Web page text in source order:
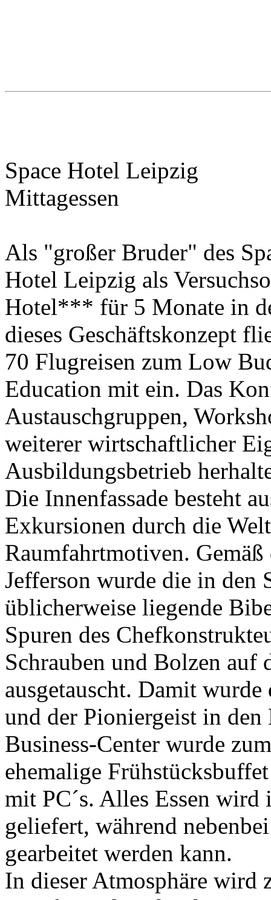
Space Hotel Leipzig
Mittagessen
Als "großer Bruder" des
Hotel Leipzig als
Hotel*** für 5 Monate in
dieses Geschäftskonzept
70 Flugreisen zum Low
Education mit ein. Das
Austauschgruppen,
weiterer wirtschaftlicher
Ausbildungsbetrieb
Die Innenfassade besteht
Exkursionen durch die
Raumfahrtmotiven.
Jefferson wurde die in den
üblicherweise liegende
Spuren des
Schrauben und Bolzen auf
ausgetauscht. Damit
und der Pioniergeist in
Business-Center wurde
ehemalige
mit PC´s. Alles Essen
geliefert, während
gearbeitet werden kann.
In dieser Atmosphäre wird